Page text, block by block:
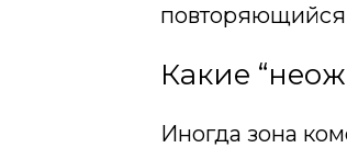
повторяющийся
Какие
Иногда зона